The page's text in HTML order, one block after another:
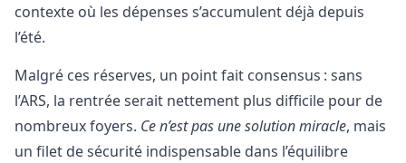
contexte où les dépenses s’accumulent déjà depuis
l’été.
Malgré ces réserves, un point fait consensus : sans
l’ARS, la rentrée serait nettement plus difficile pour de
nombreux foyers. Ce n’est pas une solution miracle, mais
un filet de sécurité indispensable dans l’équilibre